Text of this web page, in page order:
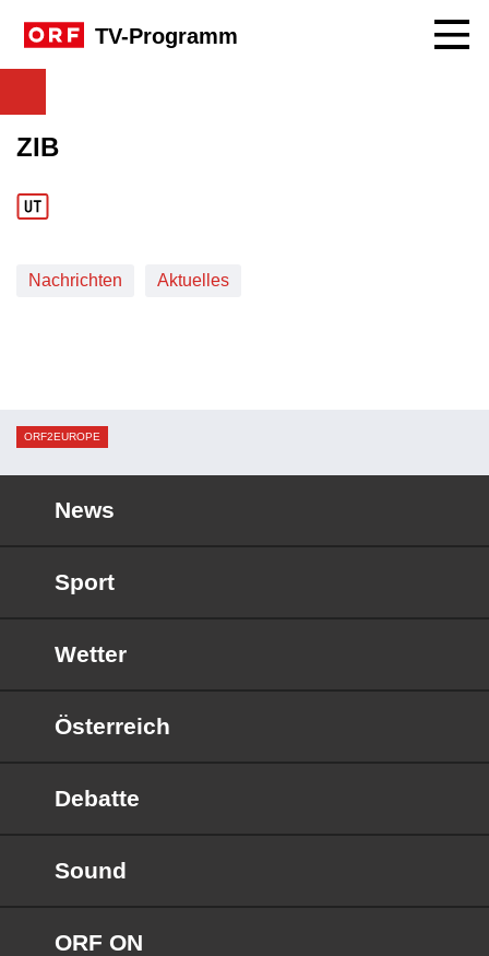
TV-Programm
ZIB
Nachrichten Aktuelles
ORF2EUROPE
News
Sport
Wetter
Österreich
Debatte
Sound
ORF ON